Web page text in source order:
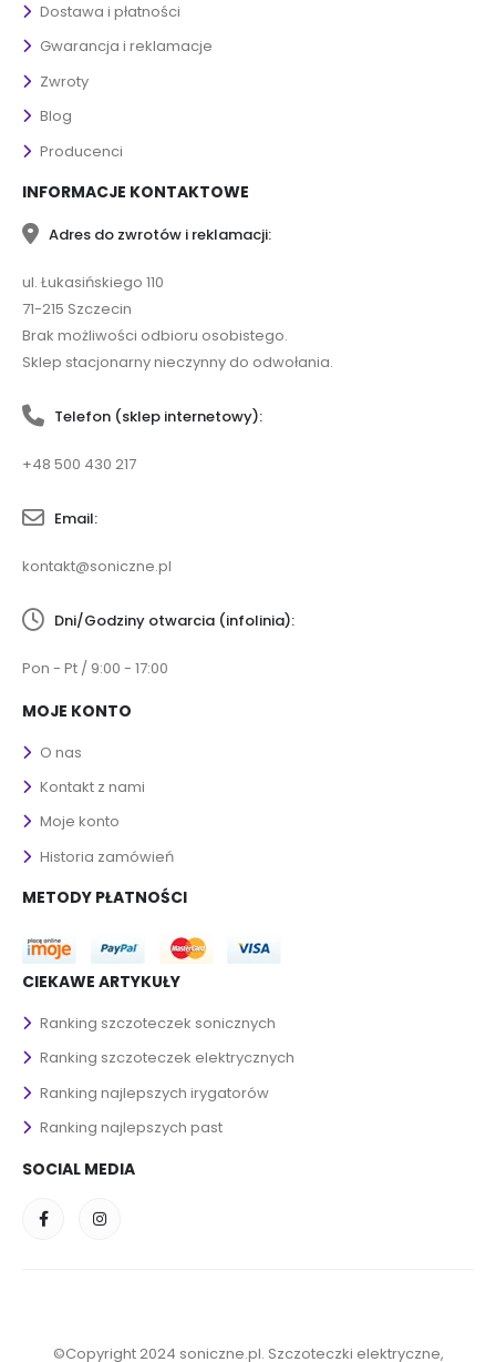
Dostawa i płatności
Gwarancja i reklamacje
Zwroty
Blog
Producenci
INFORMACJE KONTAKTOWE
Adres do zwrotów i reklamacji:
ul. Łukasińskiego 110
71-215 Szczecin
Brak możliwości odbioru osobistego.
Sklep stacjonarny nieczynny do odwołania.
Telefon (sklep internetowy):
+48 500 430 217
Email:
kontakt@soniczne.pl
Dni/Godziny otwarcia (infolinia):
Pon - Pt / 9:00 - 17:00
MOJE KONTO
O nas
Kontakt z nami
Moje konto
Historia zamówień
METODY PŁATNOŚCI
CIEKAWE ARTYKUŁY
Ranking szczoteczek sonicznych
Ranking szczoteczek elektrycznych
Ranking najlepszych irygatorów
Ranking najlepszych past
SOCIAL MEDIA
©Copyright 2024 soniczne.pl. Szczoteczki elektryczne,